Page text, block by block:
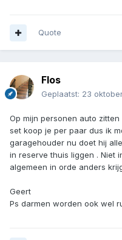
Quote
Flos
Geplaatst: 23
Op mijn personen auto
set koop je per paar dus ik
garagehouder nu doet hij
in reserve thuis liggen . Niet
algemeen in orde anders
Geert
Ps darmen worden ook wel